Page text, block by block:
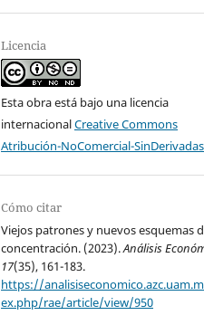
Licencia
Esta obra está bajo una licencia
internacionalCreative Commons
Atribución-NoComercial-
Cómo citar
Viejos patrones y nuevos esquemas
concentración. (2023).Análisis
17(35), 161-183.
https://
ex.php/rae/article/view/950